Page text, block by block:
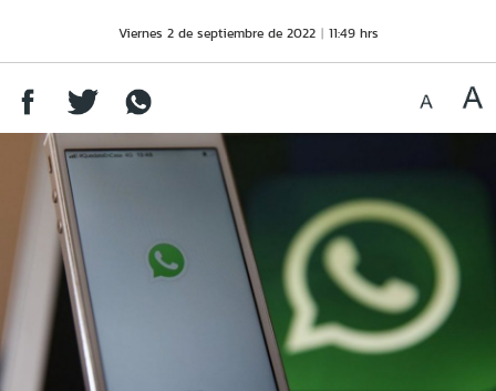
Viernes 2 de septiembre de 2022 11:49 hrs